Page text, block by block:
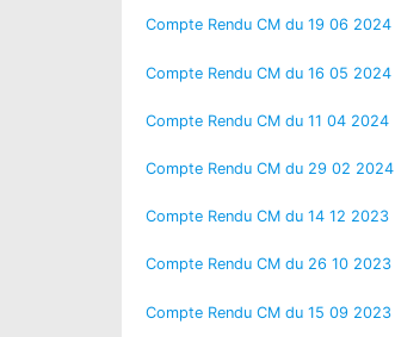
Compte Rendu CM du 19 06 2024
Compte Rendu CM du 16 05 2024
Compte Rendu CM du 11 04 2024
Compte Rendu CM du 29 02 2024
Compte Rendu CM du 14 12 2023
Compte Rendu CM du 26 10 2023
Compte Rendu CM du 15 09 2023